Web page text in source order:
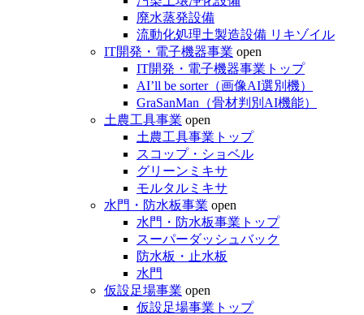
廃水蒸発設備
流動化処理土製造設備 リキゾイル
IT開発・電子機器事業 open
IT開発・電子機器事業トップ
AI’ll be sorter（画像AI選別機）
GraSanMan（骨材判別AI機能）
土農工具事業 open
土農工具事業トップ
スコップ・ショベル
グリーンミキサ
モルタルミキサ
水門・防水板事業 open
水門・防水板事業トップ
スーパーダッシュバック
防水板・止水板
水門
仮設足場事業 open
仮設足場事業トップ